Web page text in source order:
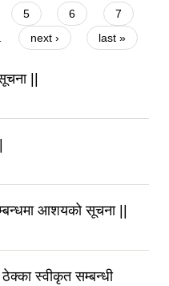
5 6
7
next › last »
||
आशयको सूचना ||
स्वीकृत सम्बन्धी